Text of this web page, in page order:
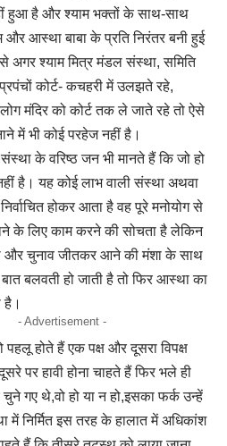
हुआ है और श्याम भक्तों के साथ-साथ
और आस्था बाबा के प्रति निरंतर बनी हुई
अगर श्याम मित्र मंडल संस्था, समिति
कोर्ट- कचहरी में उलझते रहे,
मंदिर को कोर्ट तक ले जाते रहे तो ऐसे
में भी कोई परहेज नहीं है।
के वरिष्ठ जन भी मानते हैं कि जो हो
है। यह कोई लाभ वाली संस्था अथवा
होकर आता है वह पूरे मनोयोग से
के लिए काम करने की सोचता है लेकिन
और चुनाव जीतकर आने की मंशा के साथ
बलवती हो जाती है तो फिर आस्था का
है।
- Advertisement -
होते हैं एक पक्ष और दूसरा विपक्ष
पर हावी होना चाहते हैं फिर भले ही
गए थे,वो हो या न हो,इसका फर्क उन्हें
में निर्मित इस तरह के हालात में अधिकांश